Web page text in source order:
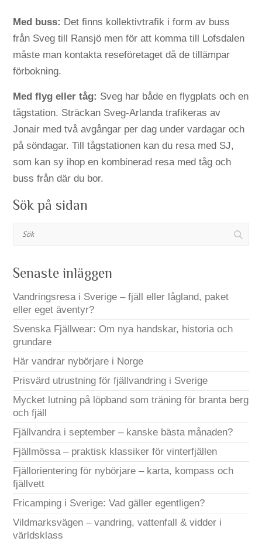
Med buss: Det finns kollektivtrafik i form av buss
från Sveg till Ransjö men för att komma till Lofsdalen
måste man kontakta reseföretaget då de tillämpar
förbokning.
Med flyg eller tåg: Sveg har både en flygplats och en
tågstation. Sträckan Sveg-Arlanda trafikeras av
Jonair med två avgångar per dag under vardagar och
på söndagar. Till tågstationen kan du resa med SJ,
som kan sy ihop en kombinerad resa med tåg och
buss från där du bor.
Sök på sidan
Sök
Senaste inläggen
Vandringsresa i Sverige – fjäll eller lågland, paket
eller eget äventyr?
Svenska Fjällwear: Om nya handskar, historia och
grundare
Här vandrar nybörjare i Norge
Prisvärd utrustning för fjällvandring i Sverige
Mycket lutning på löpband som träning för branta berg
och fjäll
Fjällvandra i september – kanske bästa månaden?
Fjällmössa – praktisk klassiker för vinterfjällen
Fjällorientering för nybörjare – karta, kompass och
fjällvett
Fricamping i Sverige: Vad gäller egentligen?
Vildmarksvägen – vandring, vattenfall & vidder i
världsklass